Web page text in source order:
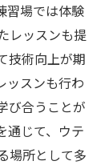
習場では体験
レッスンも提
技術向上が期
ッスンも行わ
び合うことが
通じて、ウテ
場所として多